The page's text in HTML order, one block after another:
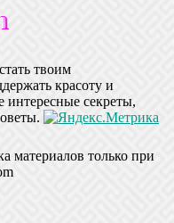
твоим
красоту и
интересные секреты,
материалов только при